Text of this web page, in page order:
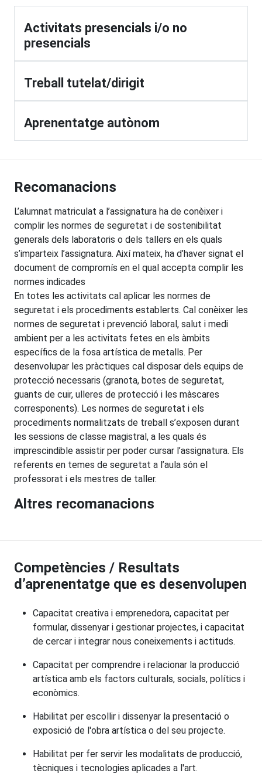
Activitats presencials i/o no
presencials
Treball tutelat/dirigit
Aprenentatge autònom
Recomanacions
L’alumnat matriculat a l’assignatura ha de conèixer i
complir les normes de seguretat i de sostenibilitat
generals dels laboratoris o dels tallers en els quals
s’imparteix l’assignatura. Així mateix, ha d’haver signat el
document de compromís en el qual accepta complir les
normes indicades
En totes les activitats cal aplicar les normes de
seguretat i els procediments establerts. Cal conèixer les
normes de seguretat i prevenció laboral, salut i medi
ambient per a les activitats fetes en els àmbits
específics de la fosa artística de metalls. Per
desenvolupar les pràctiques cal disposar dels equips de
protecció necessaris (granota, botes de seguretat,
guants de cuir, ulleres de protecció i les màscares
corresponents). Les normes de seguretat i els
procediments normalitzats de treball s’exposen durant
les sessions de classe magistral, a les quals és
imprescindible assistir per poder cursar l’assignatura. Els
referents en temes de seguretat a l’aula són el
professorat i els mestres de taller.
Altres recomanacions
Competències / Resultats
d’aprenentatge que es desenvolupen
Capacitat creativa i emprenedora, capacitat per
formular, dissenyar i gestionar projectes, i capacitat
de cercar i integrar nous coneixements i actituds.
Capacitat per comprendre i relacionar la producció
artística amb els factors culturals, socials, polítics i
econòmics.
Habilitat per escollir i dissenyar la presentació o
exposició de l'obra artística o del seu projecte.
Habilitat per fer servir les modalitats de producció,
tècniques i tecnologies aplicades a l'art.